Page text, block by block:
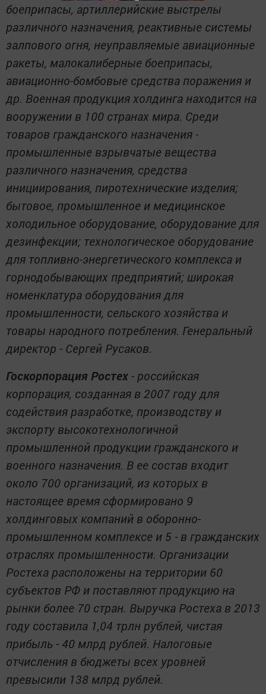
боеприпасы, артиллерийские выстрелы
различного назначения, реактивные системы
залпового огня, неуправляемые авиационные
ракеты, малокалиберные боеприпасы,
авиационно-бомбовые средства поражения и
др. Военная продукция холдинга находится на
вооружении в 100 странах мира. Среди
товаров гражданского назначения -
промышленные взрывчатые вещества
различного назначения, средства
инициирования, пиротехнические изделия;
бытовое, промышленное и медицинское
холодильное оборудование, оборудование для
дезинфекции; технологическое оборудование
для топливно-энергетического комплекса и
горнодобывающих предприятий; широкая
номенклатура оборудования для
промышленности, сельского хозяйства и
товары народного потребления. Генеральный
директор - Сергей Русаков.
Госкорпорация Ростех - российская
корпорация, созданная в 2007 году для
содействия разработке, производству и
экспорту высокотехнологичной
промышленной продукции гражданского и
военного назначения. В ее состав входит
около 700 организаций, из которых в
настоящее время сформировано 9
холдинговых компаний в оборонно-
промышленном комплексе и 5 - в гражданских
отраслях промышленности. Организации
Ростеха расположены на территории 60
субъектов РФ и поставляют продукцию на
рынки более 70 стран. Выручка Ростеха в 2013
году составила 1,04 трлн рублей, чистая
прибыль - 40 млрд рублей. Налоговые
отчисления в бюджеты всех уровней
превысили 138 млрд рублей.